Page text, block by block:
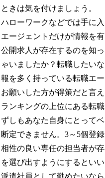
ときは気を付けましょう。
ハローワークなどでは手に
エージェントだけが情報を
公開求人が存在するのを知
ゃいましたか？転職したい
報を多く持っている転職エ
お願いした方が得策だと言え
ランキングの上位にある転
ずしもあなた自身にとって
断定できません。3～5個登
相性の良い専任の担当者が
を選び出すようにするといい